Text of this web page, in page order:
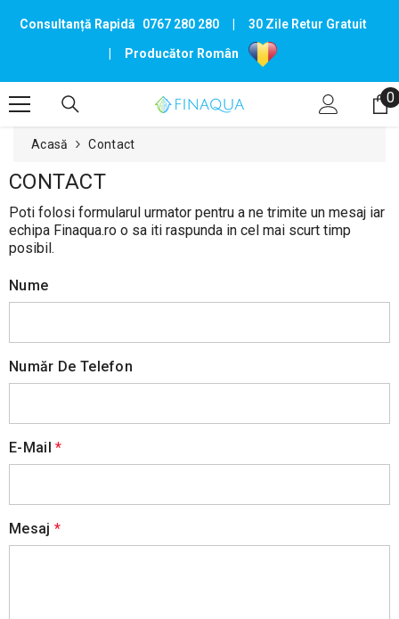
Consultanță Rapidă 0767 280 280 30 Zile Retur Gratuit
Producător Român
00
Acasă Contact
CONTACT
Poti folosi formularul urmator pentru a ne trimite un mesaj iar
echipa Finaqua.ro o sa iti raspunda in cel mai scurt timp
posibil.
Nume
Număr De Telefon
E-Mail*
Mesaj *